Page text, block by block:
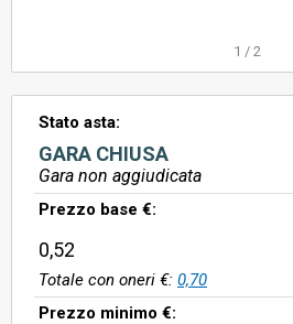
1 / 2
Stato asta:
GARA CHIUSA
Gara non aggiudicata
Prezzo base €:
0,52
Totale con oneri €: 0,70
Prezzo minimo €: